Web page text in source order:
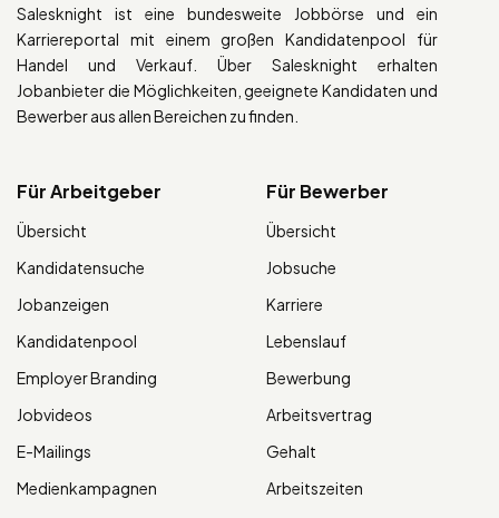
Salesknight ist eine bundesweite Jobbörse und ein
Karriereportal mit einem großen Kandidatenpool für
Handel und Verkauf. Über Salesknight erhalten
Jobanbieter die Möglichkeiten, geeignete Kandidaten und
Bewerber aus allen Bereichen zu finden.
Für Arbeitgeber
Übersicht
Kandidatensuche
Jobanzeigen
Kandidatenpool
Employer Branding
Jobvideos
E-Mailings
Medienkampagnen
Für Bewerber
Übersicht
Jobsuche
Karriere
Lebenslauf
Bewerbung
Arbeitsvertrag
Gehalt
Arbeitszeiten